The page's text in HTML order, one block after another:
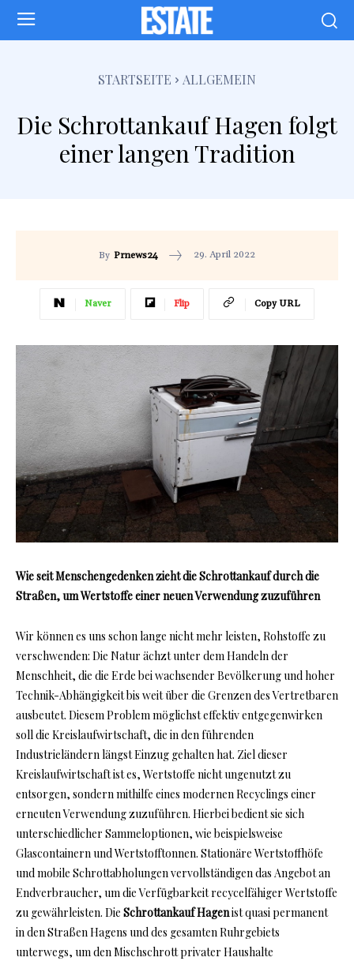
STARTSEITE ALLGEMEIN
Die Schrottankauf Hagen folgt
einer langen Tradition
By Prnews24 29. April 2022
Naver Flip Copy URL
Wie seit Menschengedenken zieht die Schrottankauf durch die
Straßen, um Wertstoffe einer neuen Verwendung zuzuführen
Wir können es uns schon lange nicht mehr leisten, Rohstoffe zu
verschwenden: Die Natur ächzt unter dem Handeln der
Menschheit, die die Erde bei wachsender Bevölkerung und hoher
Technik-Abhängigkeit bis weit über die Grenzen des Vertretbaren
ausbeutet. Diesem Problem möglichst effektiv entgegenwirken
soll die Kreislaufwirtschaft, die in den führenden
Industrieländern längst Einzug gehalten hat. Ziel dieser
Kreislaufwirtschaft ist es, Wertstoffe nicht ungenutzt zu
entsorgen, sondern mithilfe eines modernen Recyclings einer
erneuten Verwendung zuzuführen. Hierbei bedient sie sich
unterschiedlicher Sammeloptionen, wie beispielsweise
Glascontainern und Wertstofftonnen. Stationäre Wertstoffhöfe
und mobile Schrottabholungen vervollständigen das Angebot an
Endverbraucher, um die Verfügbarkeit recycelfähiger Wertstoffe
zu gewährleisten. Die Schrottankauf Hagenist quasi permanent
in den Straßen Hagens und des gesamten Ruhrgebiets
unterwegs, um den Mischschrott privater Haushalte